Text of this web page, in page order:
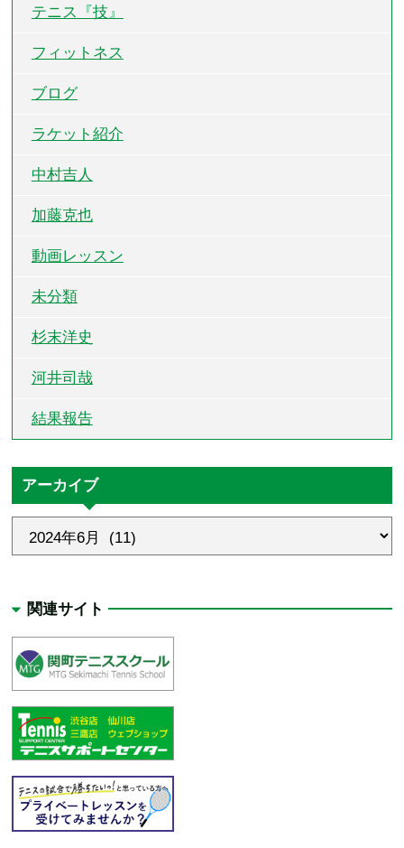
テニス『技』
フィットネス
ブログ
ラケット紹介
中村吉人
加藤克也
動画レッスン
未分類
杉末洋史
河井司哉
結果報告
アーカイブ
関連サイト